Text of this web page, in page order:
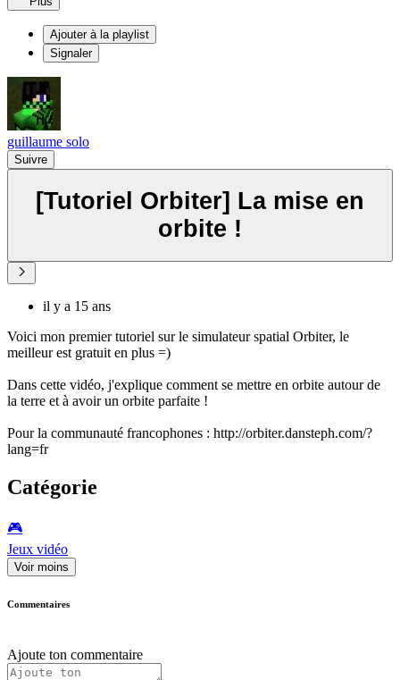
Ajouter à la playlist
Signaler
guillaume solo
Suivre
[Tutoriel Orbiter] La mise en
orbite !
il y a 15 ans
Voici mon premier tutoriel sur le simulateur spatial Orbiter, le
meilleur est gratuit en plus =)
Dans cette vidéo, j'explique comment se mettre en orbite autour de
la terre et à avoir un orbite parfaite !
Pour la communauté francophones : http://orbiter.dansteph.com/?
lang=fr
Catégorie
🎮️
Jeux vidéo
Voir moins
Commentaires
Ajoute ton commentaire